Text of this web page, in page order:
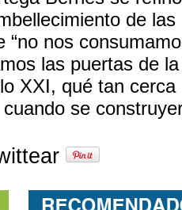
de
“no nos
las puertas de
XXI, qué tan
se